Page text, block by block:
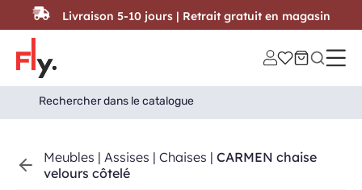
Passer au contenu
Search
for:
Search Button
Meubles | Assises | Chaises | CARMEN chaise
velours côtelé
Livraison 5-10 jours | Retrait gratuit en magasin